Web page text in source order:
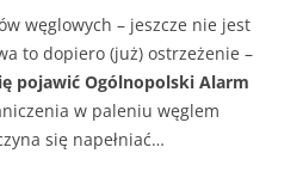
węglowych – jeszcze nie jest
to dopiero (już) ostrzeżenie –
pojawić Ogólnopolski Alarm
w paleniu węglem
się napełniać…